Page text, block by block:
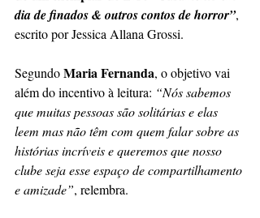
dia de finados & outros contos de horror”,
escrito por Jessica Allana Grossi.
Segundo Maria Fernanda, o objetivo vai
além do incentivo à leitura: “Nós sabemos
que muitas pessoas são solitárias e elas
leem mas não têm com quem falar sobre as
histórias incríveis e queremos que nosso
clube seja esse espaço de compartilhamento
e amizade”, relembra.